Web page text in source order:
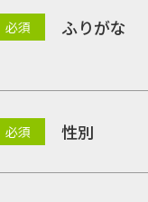
ふりがな
性別